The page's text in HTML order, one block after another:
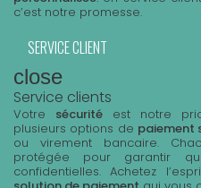
c’est notre promesse.
SERVICE CLIENT
close
Service clients
Votre sécurité est notre
plusieurs options de paiement
ou virement bancaire.
protégée pour garantir
confidentielles. Achetez